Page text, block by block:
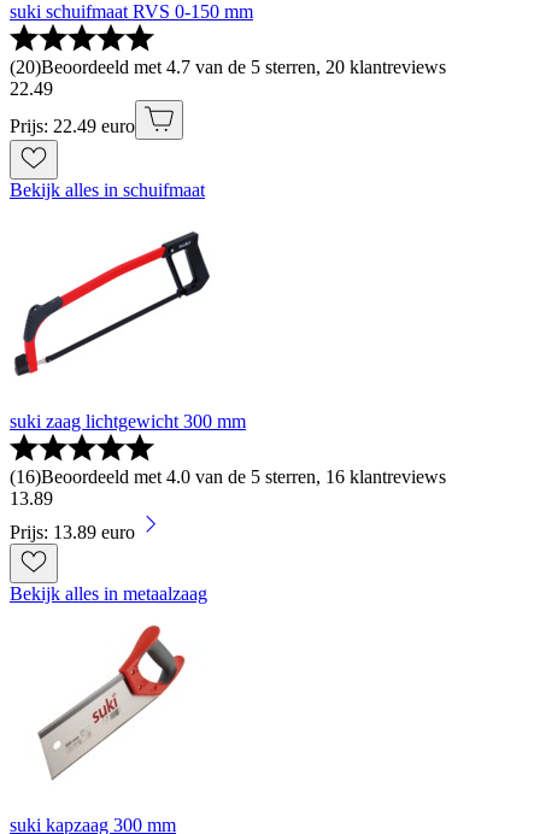
suki schuifmaat RVS 0-150 mm
(20)Beoordeeld met 4.7 van de 5 sterren, 20 klantreviews
22.49
Prijs: 22.49 euro
Bekijk alles in schuifmaat
suki zaag lichtgewicht 300 mm
(16)Beoordeeld met 4.0 van de 5 sterren, 16 klantreviews
13.89
Prijs: 13.89 euro
Bekijk alles in metaalzaag
suki kapzaag 300 mm